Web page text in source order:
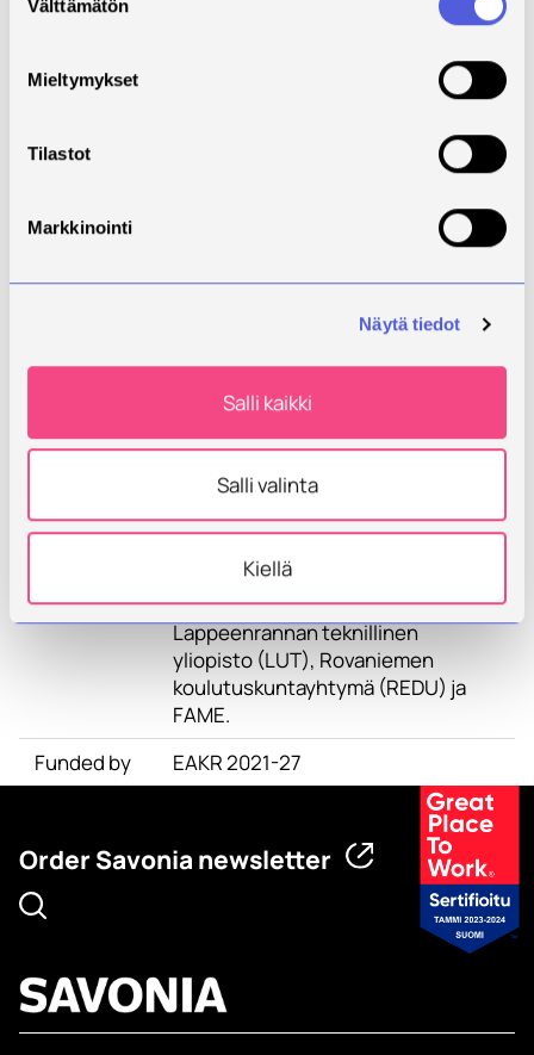
valinta
Välttämätön
Mieltymykset
Tilastot
Markkinointi
Näytä tiedot
Salli kaikki
Salli valinta
Kiellä
(University of Oulu, Rovaniemi
Finland (University of Eastern
Finland, Savonia University of
University of Applied Sciences).
Ensuring business impact are the
innovation platform DIMECC Oy's
ecosystems FAMN (Finnish
Advanced Manufacturing Network)
and FAME (Finnish Additive
Manufacturing Ecosystem).
Hankekonsortiossa ovat mukana
Savonian lisäksi Itä-Suomen
FMT-tutkimusryhmä, Tampereen
ammattikorkeakoulu (TAMK),
Lappeenrannan teknillinen
yliopisto (LUT), Rovaniemen
koulutuskuntayhtymä (REDU) ja
FAME.
Funded by
EAKR 2021-27
Order Savonia newsletter